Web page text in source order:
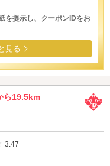
を提示し、クーポンIDをお
見る
ら19.5km
5つ星のうち3
3.47